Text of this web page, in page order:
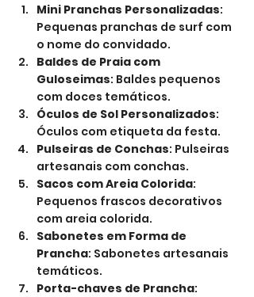
Mini Pranchas Personalizadas:
Pequenas pranchas de surf com
o nome do convidado.
Baldes de Praia com
Guloseimas: Baldes pequenos
com doces temáticos.
Óculos de Sol Personalizados:
Óculos com etiqueta da festa.
Pulseiras de Conchas: Pulseiras
artesanais com conchas.
Sacos com Areia Colorida:
Pequenos frascos decorativos
com areia colorida.
Sabonetes em Forma de
Prancha: Sabonetes artesanais
temáticos.
Porta-chaves de Prancha: